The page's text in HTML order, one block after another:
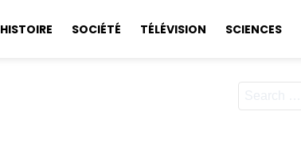
HISTOIRE SOCIÉTÉ TÉLÉVISION SCIENCES
Search